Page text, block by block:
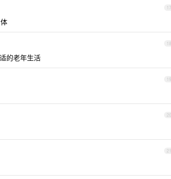
17
18
的老年生活
19
20
21